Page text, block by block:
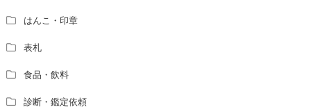
はんこ・印章
表札
食品・飲料
診断・鑑定依頼